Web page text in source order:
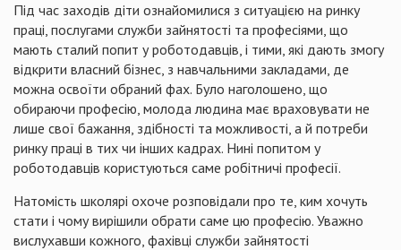
Під час заходів діти ознайомилися з ситуацією на ринку
праці, послугами служби зайнятості та професіями, що
мають сталий попит у роботодавців, і тими, які дають змогу
відкрити власний бізнес, з навчальними закладами, де
можна освоїти обраний фах. Було наголошено, що
обираючи професію, молода людина має враховувати не
лише свої бажання, здібності та можливості, а й потреби
ринку праці в тих чи інших кадрах. Нині попитом у
роботодавців користуються саме робітничі професії.
Натомість школярі охоче розповідали про те, ким хочуть
стати і чому вирішили обрати саме цю професію. Уважно
вислухавши кожного, фахівці служби зайнятості